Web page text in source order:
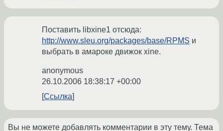
Поставить libxine1 отсюда:
http://www.sleu.org/packages/base/RPMS и
выбрать в амароке движок xine.
anonymous
26.10.2006 18:38:17 +00:00
Ссылка
Вы не можете добавлять комментарии в эту тему. Тема